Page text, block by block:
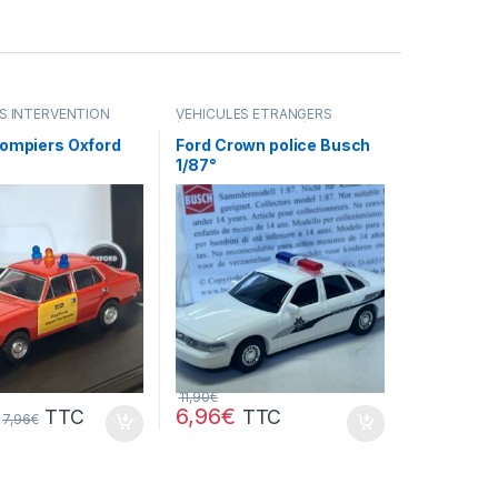
INTERVENTION
Oxford
7,96€ TTC
VÉHICULES ÉTRANGERS
(voitures,camions ...)
VÉHICULES INTERVENTION
(gendarmerie, pompiers, police,
ambulance..)
Ford Crown police Busch
1/87°
6,96€
11,90€
TTC